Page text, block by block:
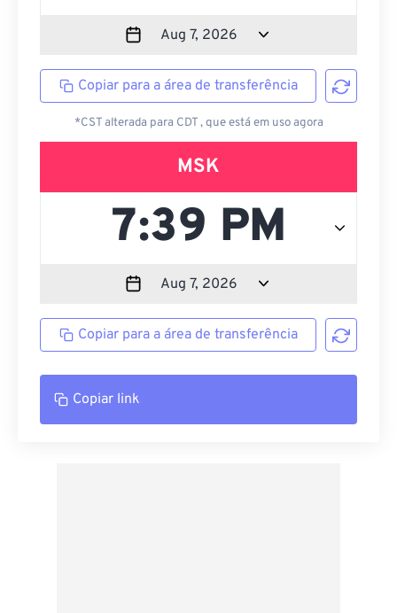
Copiar para a área de transferência
*CST alterada para CDT , que está em uso agora
MSK
Copiar para a área de transferência
Copiar link